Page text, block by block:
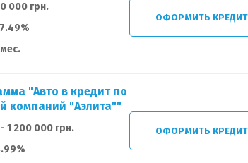
000 грн.
ОФОРМИТЬ КРЕДИТ
"Авто в кредит по
компаний "Аэлита""
1 200 000 грн.
ОФОРМИТЬ КРЕДИТ